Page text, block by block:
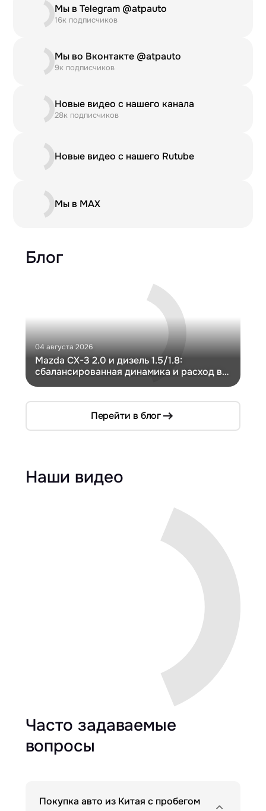
Мы в Telegram @atpauto
16к подписчиков
Мы во Вконтакте @atpauto
9к подписчиков
Новые видео с нашего канала
28к подписчиков
Новые видео с нашего Rutube
Мы в MAX
Блог
04 августа 2026
Mazda CX-3 2.0 и дизель 1.5/1.8:
сбалансированная динамика и расход в
Перейти в блог
Наши видео
Часто задаваемые
вопросы
Покупка авто из Китая с пробегом